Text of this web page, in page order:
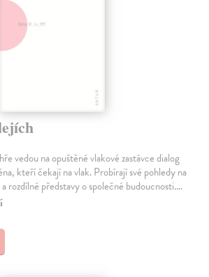
vedou na opuštěné vlakové zastávce dialog
kteří čekají na vlak. Probírají své pohledy na
rozdílné představy o společné budoucnosti.…